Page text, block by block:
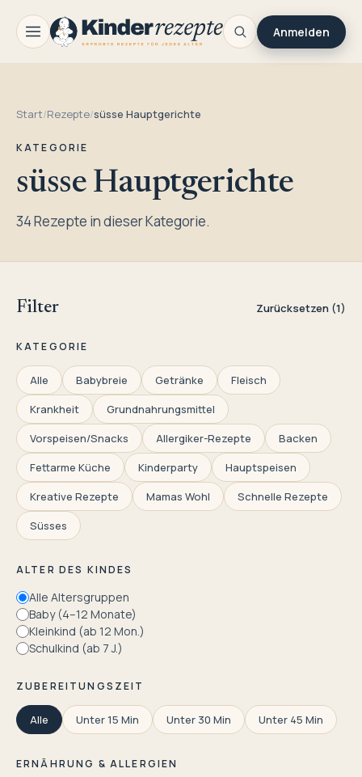
Anmelden
Start/Rezepte/süsse Hauptgerichte
KATEGORIE
süsse Hauptgerichte
34 Rezepte in dieser Kategorie.
Filter Zurücksetzen (1)
KATEGORIE
Alle Babybreie Getränke
Fleisch
Krankheit
Grundnahrungsmittel
Vorspeisen/Snacks
Allergiker-Rezepte
Backen
Fettarme Küche
Kinderparty
Hauptspeisen
Kreative Rezepte
Mamas Wohl
Schnelle Rezepte
Süsses
ALTER DES KINDES
Alle Altersgruppen
Baby (4–12 Monate)
Kleinkind (ab 12 Mon.)
Schulkind (ab 7 J.)
ZUBEREITUNGSZEIT
Alle Unter 15 Min Unter 30 Min Unter 45 Min
ERNÄHRUNG & ALLERGIEN